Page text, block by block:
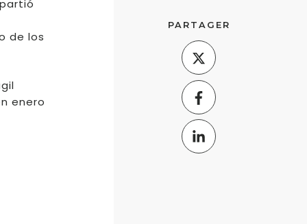
de los
enero
PARTAGER